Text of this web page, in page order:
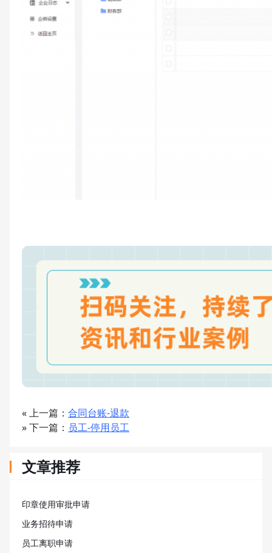
« 上一篇： 合同台账-退款
» 下一篇： 员工-停用员工
文章推荐
印章使用审批申请
业务招待申请
员工离职申请